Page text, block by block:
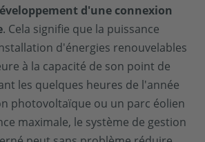
d'une connexion
. Cela signifie que la puissance
d'énergies renouvelables
à la capacité de son point de
les quelques heures de l'année
photovoltaïque ou un parc éolien
maximale, le système de gestion